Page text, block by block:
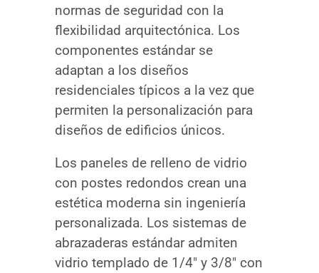
normas de seguridad con la
flexibilidad arquitectónica. Los
componentes estándar se
adaptan a los diseños
residenciales típicos a la vez que
permiten la personalización para
diseños de edificios únicos.
Los paneles de relleno de vidrio
con postes redondos crean una
estética moderna sin ingeniería
personalizada. Los sistemas de
abrazaderas estándar admiten
vidrio templado de 1/4″ y 3/8″ con